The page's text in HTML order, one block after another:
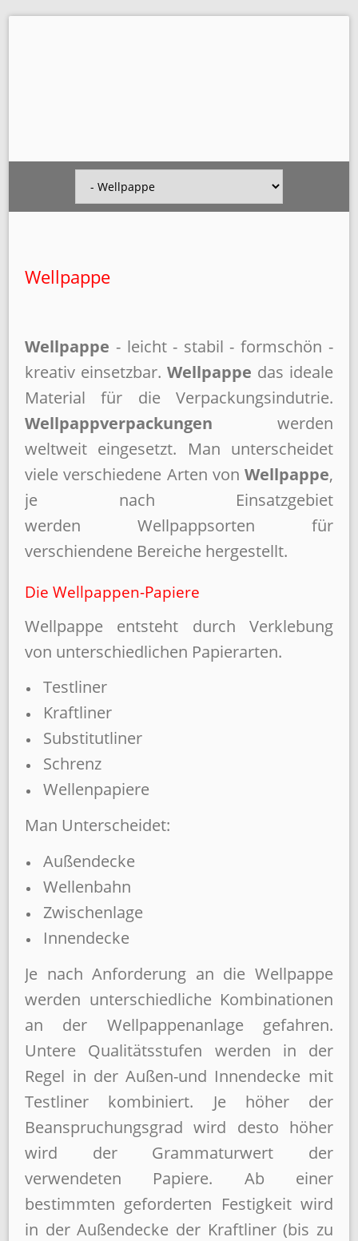
überspringen
Wellpappe
Wellpappe - leicht - stabil - formschön -
kreativ einsetzbar. Wellpappe das ideale
Material für die Verpackungsindutrie.
Wellpappverpackungen werden
weltweit eingesetzt. Man unterscheidet
viele verschiedene Arten von Wellpappe,
je nach Einsatzgebiet
werden Wellpappsorten für
verschiendene Bereiche hergestellt.
Die Wellpappen-Papiere
Wellpappe entsteht durch Verklebung
von unterschiedlichen Papierarten.
Testliner
Kraftliner
Substitutliner
Schrenz
Wellenpapiere
Man Unterscheidet:
Außendecke
Wellenbahn
Zwischenlage
Innendecke
Je nach Anforderung an die Wellpappe
werden unterschiedliche Kombinationen
an der Wellpappenanlage gefahren.
Untere Qualitätsstufen werden in der
Regel in der Außen-und Innendecke mit
Testliner kombiniert. Je höher der
Beanspruchungsgrad wird desto höher
wird der Grammaturwert der
verwendeten Papiere. Ab einer
bestimmten geforderten Festigkeit wird
in der Außendecke der Kraftliner (bis zu